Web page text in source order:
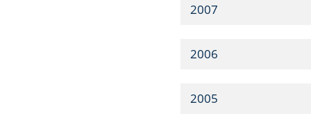
2007
2006
2005